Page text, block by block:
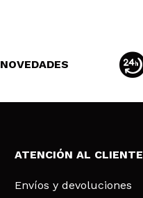
NOVEDADES
ATENCIÓN AL CLIENTE
Envíos y devoluciones